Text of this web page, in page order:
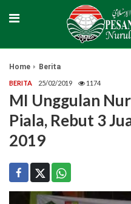
Home Berita
BERITA 25/02/2019 1174
MI Unggulan
Piala, Rebut 3
2019